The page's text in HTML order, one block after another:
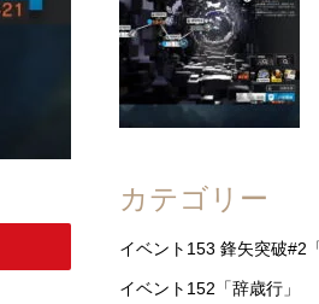
カテゴリー
イベント153 鋒矢突破#2
イベント152「辞歳行」